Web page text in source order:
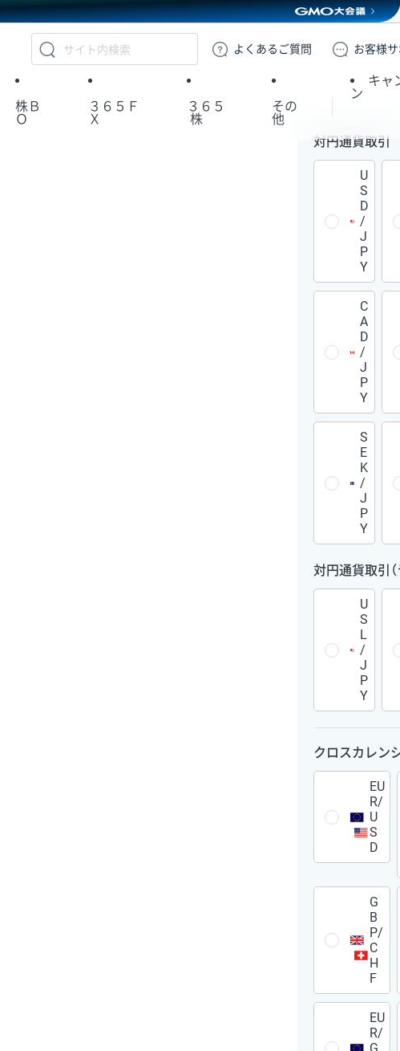
GMOクリック証券
よくある ご質問 お客様
株Ｂ
Ｏ
３６５Ｆ
Ｘ
３６５
株
その
他
キャ
ン
対円通貨取引
U
S
D
/
J
P
Y
C
A
D
/
J
P
Y
S
E
K
/
J
P
Y
対円通貨取引（
U
S
L
/
J
P
Y
クロスカレン
EU
R/
U
S
D
G
B
P/
C
H
F
EU
R/